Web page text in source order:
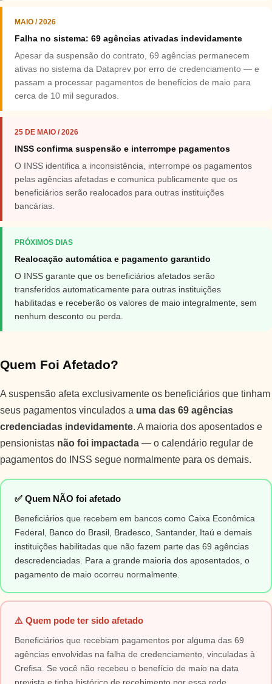
MAIO / 2026
Falha no sistema: 69 agências ativadas indevidamente
Apesar da suspensão do contrato, 69 agências permanecem
ativas no sistema da Dataprev por erro de credenciamento — e
passam a processar pagamentos de benefícios de maio para
cerca de 10 mil segurados.
25 DE MAIO / 2026
INSS confirma suspensão e interrompe pagamentos
O INSS identifica a inconsistência, interrompe os pagamentos
pelas agências afetadas e comunica publicamente que os
beneficiários serão realocados para outras instituições
bancárias.
PRÓXIMOS DIAS
Realocação automática e pagamento garantido
O INSS garante que os beneficiários afetados serão
transferidos automaticamente para outras instituições
habilitadas e receberão os valores de maio integralmente, sem
nenhum desconto ou perda.
Quem Foi Afetado?
A suspensão afeta exclusivamente os beneficiários que tinham
seus pagamentos vinculados a uma das 69 agências
credenciadas indevidamente. A maioria dos aposentados e
pensionistas não foi impactada — o calendário regular de
pagamentos do INSS segue normalmente para os demais.
✅ Quem NÃO foi afetado
Beneficiários que recebem em bancos como Caixa Econômica
Federal, Banco do Brasil, Bradesco, Santander, Itaú e demais
instituições habilitadas que não fazem parte das 69 agências
descredenciadas. Para a grande maioria dos aposentados, o
pagamento de maio ocorreu normalmente.
⚠️ Quem pode ter sido afetado
Beneficiários que recebiam pagamentos por alguma das 69
agências envolvidas na falha de credenciamento, vinculadas à
Crefisa. Se você não recebeu o benefício de maio na data